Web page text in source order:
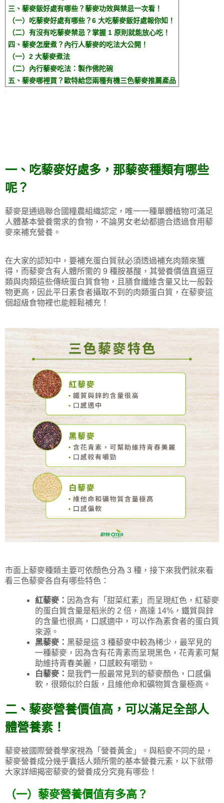
三、藜麥飯好處有哪些？藜麥功效與禁忌一次看！
（一）吃藜麥好處有哪些？6 大吃藜麥飯好處報你知！
（二）有沒有吃藜麥禁忌？掌握 1 原則就能放心吃！
四、藜麥怎麼煮？內行人藜麥的吃法大公開！
（一）2 大藜麥煮法
（二）內行藜麥吃法：製作佛陀碗
五、藜麥哪裡買？歐特給您兩種有機三色藜麥推薦產品
一、吃藜麥好處多，那藜麥種類有哪些
呢？
藜麥是通過聯合國糧農組織認定，唯一一種單體植物可滿足
人體基本營養需求的食物，不論男女老幼都適合透過食用藜
麥來補充營養。
在大家的認知中，要補充蛋白質就必須透過補充肉類來獲
得，而藜麥含有人體所需的 9 種胺基酸，其營養價值直逼豆
類與肉類這些傳統蛋白質食物，且膳食纖維含量又比一般穀
物更高，因此平日素食者攝取不到的肉類蛋白質，在藜麥這
個超級食物裡也能輕鬆補充！
市面上藜麥種類主要可依顏色分為 3 種，接下來我們就來看
看三色藜麥各自有哪些特色：
紅藜麥： 因為含有「甜菜紅素」而呈現紅色，紅藜麥
的蛋白質含量是稻米的 2 倍，高達 14%，鐵質與鋅
的含量也很高，口感適中，可以作為素食者的蛋白質
來源。
黑藜麥： 黑藜是這 3 種藜麥中較為稀少，最罕見的
一種藜麥，因為含有花青素而呈現黑色，花青素可幫
助維持青春美麗，口感較有嚼勁。
白藜麥： 是我們一般最常見到的藜麥顏色，口感偏
軟，很類似於白飯，且維他命和礦物質含量極高。
二、藜麥營養價值高，可以滿足全部人
體營養素！
藜麥被國際營養學家視為「營養黃金」。與稻麥不同的是，
藜麥營養成分幾乎囊括人類所需的基本營養元素，以下就帶
大家詳細揭密藜麥的營養成分究竟有哪些！
（一）藜麥營養價值有多高？